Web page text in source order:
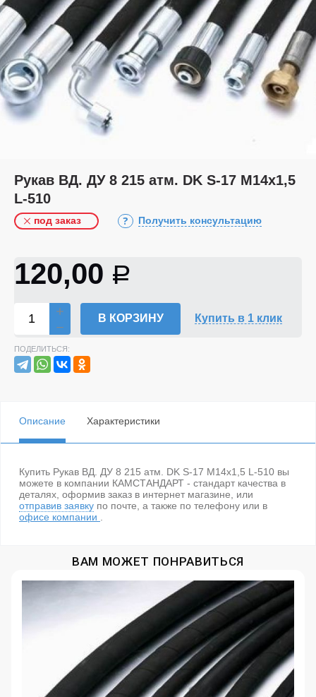
Рукав ВД. ДУ 8 215 атм. DK S-17 М14х1,5
L-510
под заказ Получить консультацию
120,00 Р
В КОРЗИНУ Купить в 1 клик
ПОДЕЛИТЬСЯ:
Описание Характеристики
Купить Рукав ВД. ДУ 8 215 атм. DK S-17 М14х1,5 L-510 вы
можете в компании КАМСТАНДАРТ - стандарт качества в
деталях, оформив заказ в интернет магазине, или
отправив заявку по почте, а также по телефону или в
офисе компании
ВАМ МОЖЕТ ПОНРАВИТЬСЯ